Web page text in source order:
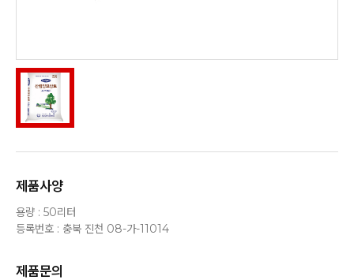
제품사양
용량 : 50리터
등록번호 : 충북 진천 08-가-11014
제품문의